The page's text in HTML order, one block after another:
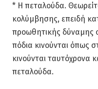
* Η πεταλούδα.
κολύμβησης, επειδή
προωθητικής δύναμης
πόδια κινούνται όπως
κινούνται ταυτόχρονα
πεταλούδα.